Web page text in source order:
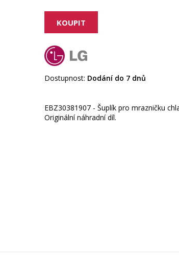
Dostupnost: Dodání do 7 dnů
EBZ30381907 - Šuplík pro mrazničku
Originální náhradní díl.